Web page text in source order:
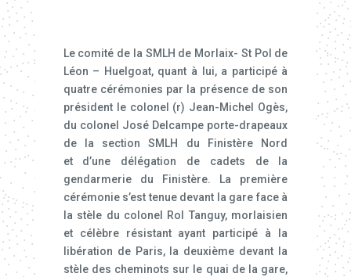
Le comité de la SMLH de Morlaix- St Pol de
Léon – Huelgoat, quant à lui, a participé à
quatre cérémonies par la présence de son
président le colonel (r) Jean-Michel Ogès,
du colonel José Delcampe porte-drapeaux
de la section SMLH du Finistère Nord
et d’une délégation de cadets de la
gendarmerie du Finistère. La première
cérémonie s’est tenue devant la gare face à
la stèle du colonel Rol Tanguy, morlaisien
et célèbre résistant ayant participé à la
libération de Paris, la deuxième devant la
stèle des cheminots sur le quai de la gare,